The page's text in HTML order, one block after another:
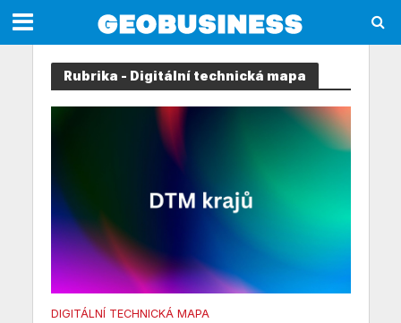
Rubrika - Digitální technická mapa
DIGITÁLNÍ TECHNICKÁ MAPA